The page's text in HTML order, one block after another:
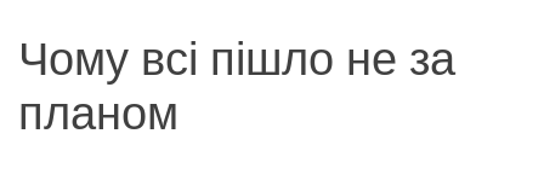
Чому всі пішло не за
планом